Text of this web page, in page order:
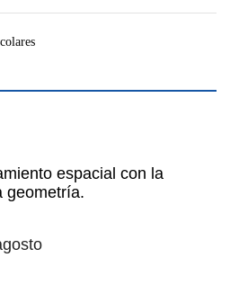
espacial con la
geometría.